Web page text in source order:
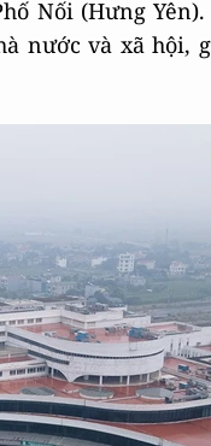
Nối (Hưng
nước và xã hội,